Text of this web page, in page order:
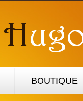
BOUTIQUE